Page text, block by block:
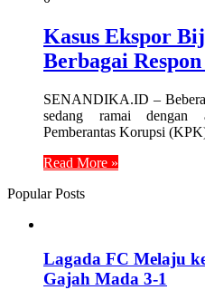
Kasus Ekspor
Berbagai
SENANDIKA.ID –
sedang ramai dengan
Pemberantas Korupsi
Read More »
Popular Posts
Lagada FC Melaju
Gajah Mada 3-1